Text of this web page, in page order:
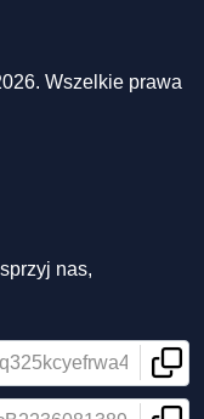
Wszelkie prawa
nas,